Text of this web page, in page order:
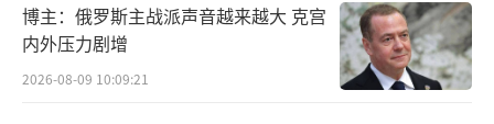
博主：俄罗斯主战派声音越来越大 克宫
内外压力剧增
2026-08-09 10:09:21